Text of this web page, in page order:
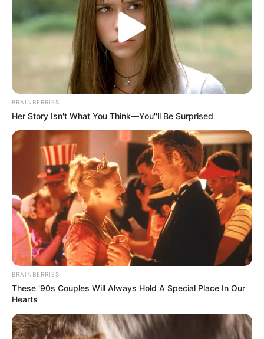
Fail! 10 Potret Makanan Gagal
Dimasak yang Bikin Kamu
Nggak Selera
10 Pose Manekin Anti
Mainstream yang Konyol
Banget
BRAINBERRIES
Her Story Isn't What You Think—You''ll Be Surprised
BRAINBERRIES
These '90s Couples Will Always Hold A Special Place In Our
Hearts